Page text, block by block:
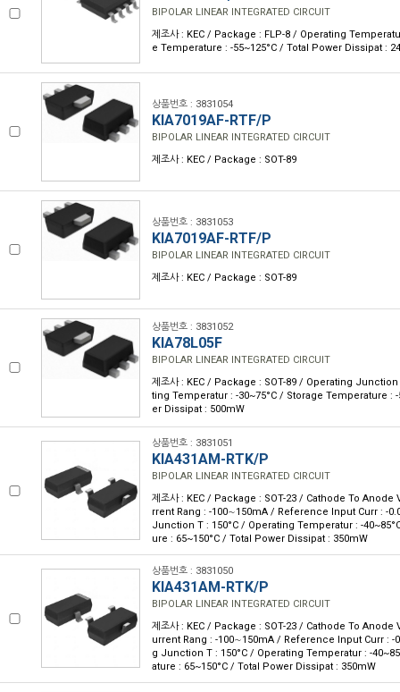
BIPOLAR LINEAR INTEGRATED CIRCUIT
제조사 : KEC / Package : FLP-8 / Operating
e Temperature : -55~125°C / Total Power Dissipat :
상품번호 : 3831054
KIA7019AF-RTF/P
BIPOLAR LINEAR INTEGRATED CIRCUIT
제조사 : KEC / Package : SOT-89
상품번호 : 3831053
KIA7019AF-RTF/P
BIPOLAR LINEAR INTEGRATED CIRCUIT
제조사 : KEC / Package : SOT-89
상품번호 : 3831052
KIA78L05F
BIPOLAR LINEAR INTEGRATED CIRCUIT
제조사 : KEC / Package : SOT-89 / Operating Junction
ting Temperatur : -30~75°C / Storage Temperature : -
er Dissipat : 500mW
상품번호 : 3831051
KIA431AM-RTK/P
BIPOLAR LINEAR INTEGRATED CIRCUIT
제조사 : KEC / Package : SOT-23 / Cathode To Anode
rrent Rang : -100∼150mA / Reference Input Curr : -
Junction T : 150°C / Operating Temperatur : -
ure : 65~150°C / Total Power Dissipat : 350mW
상품번호 : 3831050
KIA431AM-RTK/P
BIPOLAR LINEAR INTEGRATED CIRCUIT
제조사 : KEC / Package : SOT-23 / Cathode To Anode
urrent Rang : -100∼150mA / Reference Input Curr : -
g Junction T : 150°C / Operating Temperatur : -
ature : 65~150°C / Total Power Dissipat : 350mW